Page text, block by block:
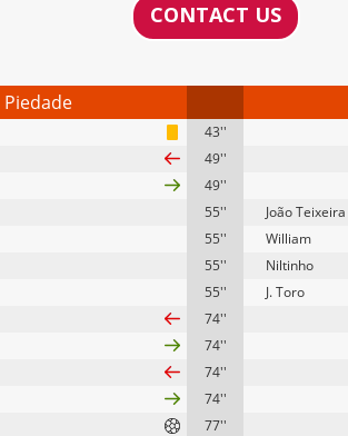
CONTACT US
Piedade
43''
49''
49''
55''
João Teixeira
55''
William
55''
Niltinho
55''
J. Toro
74''
74''
74''
74''
77''